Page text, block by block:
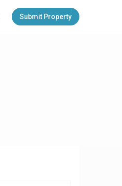
Submit Property